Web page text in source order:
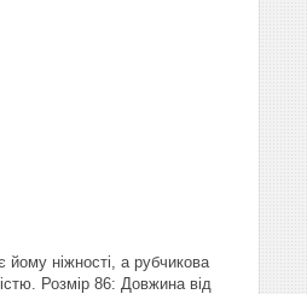
ніжності, а рубчикова
Розмір 86: Довжина від